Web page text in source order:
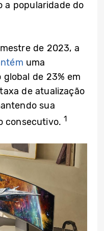
a popularidade do
de 2023, a
uma
de 23% em
de atualização
sua
consecutivo. 1